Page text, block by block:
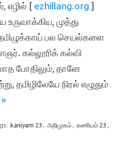
எழில் [ ezhillang.org ]
உருவாக்கிய, முத்து
பல செயல்களை
கல்லூரிக் கல்வி
போதிலும், தானே
தமிழிலேயே நிரல் எழுதும்
kaniyam 23 , அறிமுகம், கணியம் 23 ,